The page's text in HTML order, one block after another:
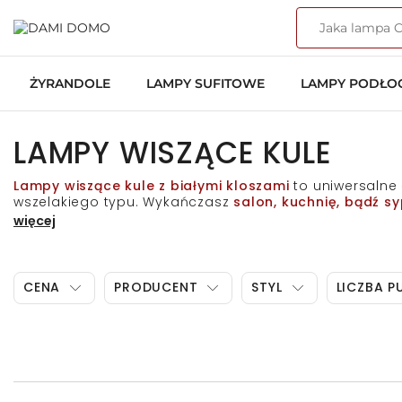
ŻYRANDOLE LAMPY SUFITOWE LAMPY
LAMPY WISZĄCE KULE
Lampy wiszące kule z białymi kloszami to uniwersalne
wszelakiego typu. Wykańczasz salon, kuchnię, bądź
świetnym wyborem do każdego z tych rodzajów
przede wszystkim zapewnią niesamowitą atmosferę.
jak i zastosowanie pojedynczych konstrukcji z
luksusu. Tworzą one aktualnie jeden z
więcej
CENA PRODUCENT STYL LICZBA